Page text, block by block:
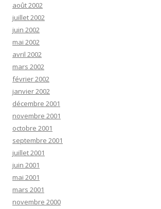
août 2002
juillet 2002
juin 2002
mai 2002
avril 2002
mars 2002
février 2002
janvier 2002
décembre 2001
novembre 2001
octobre 2001
septembre 2001
juillet 2001
juin 2001
mai 2001
mars 2001
novembre 2000